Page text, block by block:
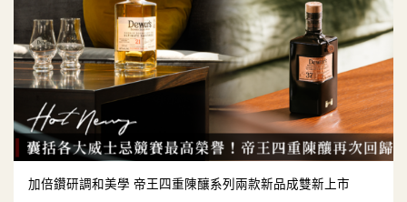
加倍鑽研調和美學 帝王四重陳釀系列兩款新品成雙新上市